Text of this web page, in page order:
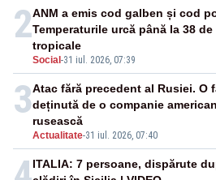
2
Social -31 iul. 2026, 07:39
ANM a emis cod galben și cod
Temperaturile urcă până la 38
tropicale
3
Actualitate-31 iul. 2026, 07:40
Atac fără precedent al Rusiei. O
deținută de o companie
rusească
ITALIA: 7 persoane, dispărute